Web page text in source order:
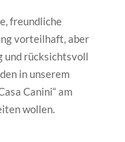
freundliche
vorteilhaft, aber
und rücksichtsvoll
in unserem
Canini“ am
wollen.